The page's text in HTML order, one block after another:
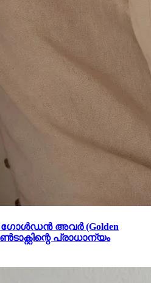
അവർ (Golden
പ്രാധാന്യം